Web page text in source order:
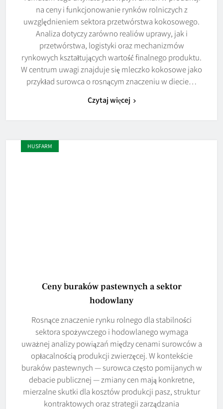
na ceny i funkcjonowanie rynków rolniczych z
uwzględnieniem sektora przetwórstwa kokosowego.
Analiza dotyczy zarówno realiów uprawy, jak i
przetwórstwa, logistyki oraz mechanizmów
rynkowych kształtujących wartość finalnego produktu.
W centrum uwagi znajduje się mleczko kokosowe jako
przykład surowca o rosnącym znaczeniu w diecie…
Czytaj więcej
HUSFARM
Ceny buraków pastewnych a sektor
hodowlany
Rosnące znaczenie rynku rolnego dla stabilności
sektora spożywczego i hodowlanego wymaga
uważnej analizy powiązań między cenami surowców a
opłacalnością produkcji zwierzęcej. W kontekście
buraków pastewnych — surowca często pomijanych w
debacie publicznej — zmiany cen mają konkretne,
mierzalne skutki dla kosztów produkcji pasz, struktur
kontraktowych oraz strategii zarządzania